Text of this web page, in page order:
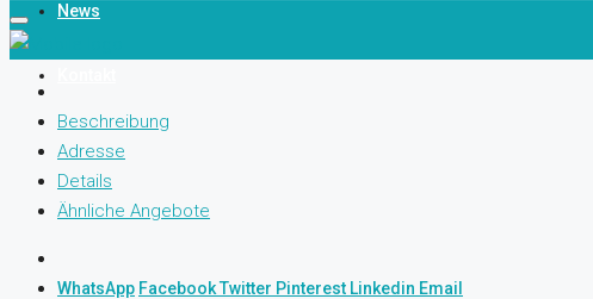
News
Beschreibung
Adresse
Details
Ähnliche Angebote
WhatsApp FacebookTwitter Pinterest Linkedin Email